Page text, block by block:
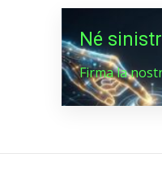
Né
Firma la